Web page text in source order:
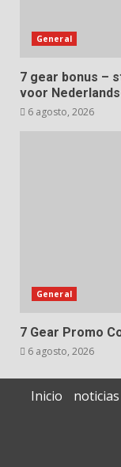
General
7 gear bonus –
voor
6 agosto, 2026
General
7 Gear Promo
6 agosto, 2026
Inicio noticias